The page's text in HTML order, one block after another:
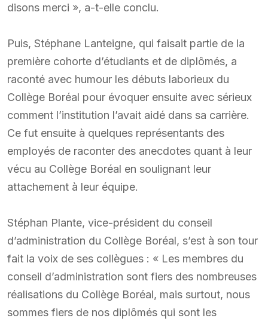
disons merci », a-t-elle conclu.
Puis, Stéphane Lanteigne, qui faisait partie de la
première cohorte d’étudiants et de diplômés, a
raconté avec humour les débuts laborieux du
Collège Boréal pour évoquer ensuite avec sérieux
comment l’institution l’avait aidé dans sa carrière.
Ce fut ensuite à quelques représentants des
employés de raconter des anecdotes quant à leur
vécu au Collège Boréal en soulignant leur
attachement à leur équipe.
Stéphan Plante, vice-président du conseil
d’administration du Collège Boréal, s’est à son tour
fait la voix de ses collègues : « Les membres du
conseil d’administration sont fiers des nombreuses
réalisations du Collège Boréal, mais surtout, nous
sommes fiers de nos diplômés qui sont les